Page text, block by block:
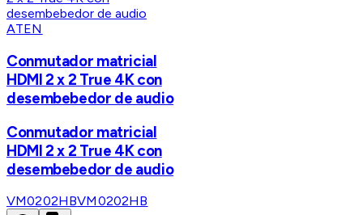
ATEN
Conmutador matricial
HDMI 2 x 2 True 4K con
desembebedor de audio
Conmutador matricial
HDMI 2 x 2 True 4K con
desembebedor de audio
VM0202HBVM0202HB